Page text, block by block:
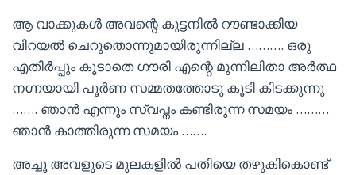
ആ വാക്കുകൾ അവന്റെ കുട്ടനിൽ റൗണ്ടാക്കിയ
വിറയൽ ചെറുതൊന്നുമായിരുന്നില്ല ………. ഒരു
എതിർപ്പും കൂടാതെ ഗൗരി എന്റെ മുന്നിലിതാ അർത്ഥ
നഗ്നയായി പൂർണ സമ്മതത്തോടു കൂടി കിടക്കുന്നു
……. ഞാൻ എന്നും സ്വപ്നം കണ്ടിരുന്ന സമയം ………
ഞാൻ കാത്തിരുന്ന സമയം …….
അച്ചൂ അവളുടെ മുലകളിൽ പതിയെ തഴുകികൊണ്ട്